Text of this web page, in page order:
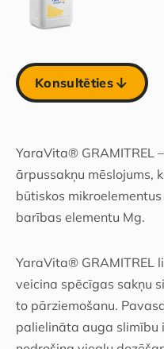
Konsultēties
YaraVita® GRAMITREL
ārpussakņu mēslojums,
būtiskos
barības elementu Mg.
YaraVita® GRAMITREL
veicina spēcīgas sakņu
to pārziemošanu.
palielināta auga slimību